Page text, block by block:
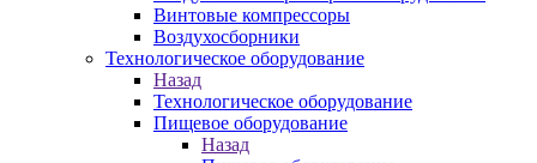
Винтовые компрессоры
Воздухосборники
Технологическое оборудование
Назад
Технологическое оборудование
Пищевое оборудование
Назад